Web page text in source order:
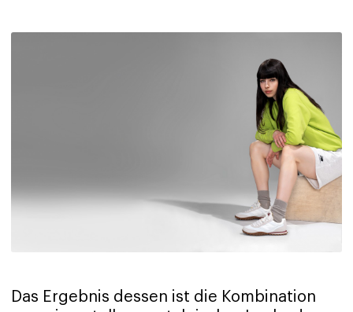
Das Ergebnis dessen ist die Kombination